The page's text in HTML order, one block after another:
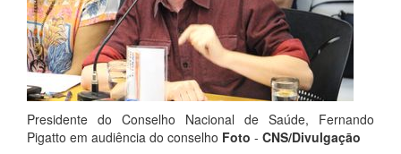
Presidente do Conselho Nacional de Saúde, Fernando
Pigatto em audiência do conselho Foto - CNS/Divulgaçāo